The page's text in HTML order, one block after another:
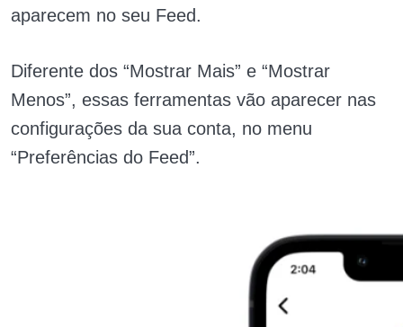
aparecem no seu Feed.
Diferente dos “Mostrar Mais” e “Mostrar
Menos”, essas ferramentas vão aparecer nas
configurações da sua conta, no menu
“Preferências do Feed”.